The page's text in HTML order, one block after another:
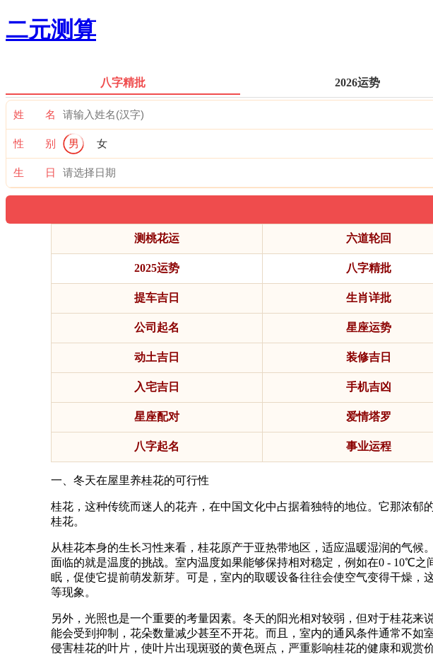
二元测算
八字精批 2026运势
姓 名
性 别 男 女
生 日
测桃花运 六道轮回
2025运势 八字精批
提车吉日 生肖详批
公司起名 星座运势
动土吉日 装修吉日
入宅吉日 手机吉凶
星座配对 爱情塔罗
八字起名 事业运程
一、冬天在屋里养桂花的可行性
桂花，这种传统而迷人的花卉，在中国文化中占据着独特的地位。它那浓
桂花。
从桂花本身的生长习性来看，桂花原产于亚热带地区，适应温暖湿润的气
面临的就是温度的挑战。室内温度如果能够保持相对稳定，例如在0 - 10℃
眠，促使它提前萌发新芽。可是，室内的取暖设备往往会使空气变得干燥
等现象。
另外，光照也是一个重要的考量因素。冬天的阳光相对较弱，但对于桂花
能会受到抑制，花朵数量减少甚至不开花。而且，室内的通风条件通常不
侵害桂花的叶片，使叶片出现斑驳的黄色斑点，严重影响桂花的健康和观赏价